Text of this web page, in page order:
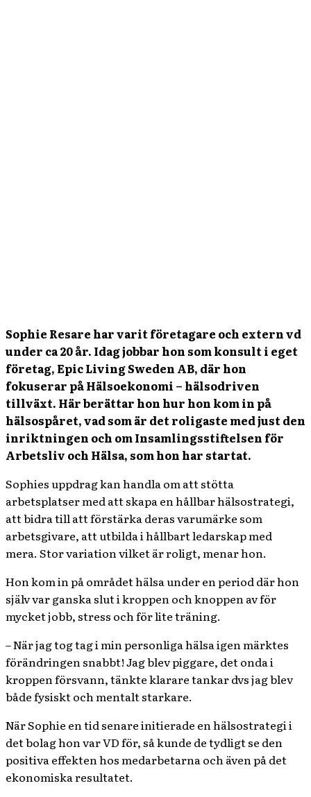
Sophie Resare har varit företagare och extern vd
under ca 20 år. Idag jobbar hon som konsult i eget
företag, Epic Living Sweden AB, där hon
fokuserar på Hälsoekonomi – hälsodriven
tillväxt. Här berättar hon hur hon kom in på
hälsospåret, vad som är det roligaste med just den
inriktningen och om Insamlingsstiftelsen för
Arbetsliv och Hälsa, som hon har startat.
Sophies uppdrag kan handla om att stötta
arbetsplatser med att skapa en hållbar hälsostrategi,
att bidra till att förstärka deras varumärke som
arbetsgivare, att utbilda i hållbart ledarskap med
mera. Stor variation vilket är roligt, menar hon.
Hon kom in på området hälsa under en period där hon
själv var ganska slut i kroppen och knoppen av för
mycket jobb, stress och för lite träning.
– När jag tog tag i min personliga hälsa igen märktes
förändringen snabbt! Jag blev piggare, det onda i
kroppen försvann, tänkte klarare tankar dvs jag blev
både fysiskt och mentalt starkare.
När Sophie en tid senare initierade en hälsostrategi i
det bolag hon var VD för, så kunde de tydligt se den
positiva effekten hos medarbetarna och även på det
ekonomiska resultatet.